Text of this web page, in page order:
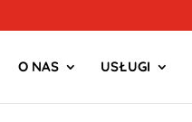
O NAS USŁUGI